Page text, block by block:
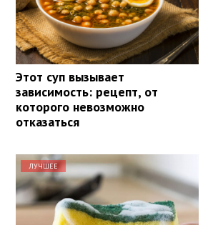
Этот суп вызывает
зависимость: рецепт, от
которого невозможно
отказаться
ЛУЧШЕЕ